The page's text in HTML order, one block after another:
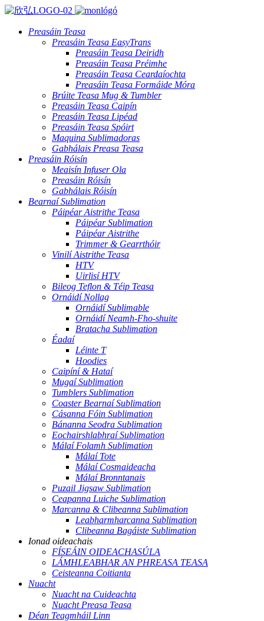
Preasáin Teasa
Preasáin Teasa EasyTrans
Preasáin Teasa Deiridh
Preasáin Teasa Préimhe
Preasáin Teasa Ceardaíochta
Preasáin Teasa Formáide Móra
Brúite Teasa Mug & Tumbler
Preasáin Teasa Caipín
Preasáin Teasa Lipéad
Preasáin Teasa Spóirt
Maquina Sublimadoras
Gabhálais Preasa Teasa
Preasáin Róisín
Meaisín Infuser Ola
Preasáin Róisín
Gabhálais Róisín
Bearnaí Sublimation
Páipéar Aistrithe Teasa
Páipéar Sublimation
Páipéar Aistrithe
Trimmer & Gearrthóir
Vinilí Aistrithe Teasa
HTV
Uirlisí HTV
Bileog Teflon & Téip Teasa
Ornáidí Nollag
Ornáidí Sublimable
Ornáidí Neamh-Fho-shuite
Bratacha Sublimation
Éadaí
Léinte T
Hoodies
Caipíní & Hataí
Mugaí Sublimation
Tumblers Sublimation
Coaster Bearnaí Sublimation
Cásanna Fóin Sublimation
Bánanna Seodra Sublimation
Eochairshlabhraí Sublimation
Málaí Folamh Sublimation
Málaí Tote
Málaí Cosmaideacha
Málaí Bronntanais
Puzail Jigsaw Sublimation
Ceapanna Luiche Sublimation
Marcanna & Clibeanna Sublimation
Leabharmharcanna Sublimation
Clibeanna Bagáiste Sublimation
Ionad oideachais
FÍSEÁIN OIDEACHASÚLA
LÁMHLEABHAR AN PHREASA TEASA
Ceisteanna Coitianta
Nuacht
Nuacht na Cuideachta
Nuacht Preasa Teasa
Déan Teagmháil Linn